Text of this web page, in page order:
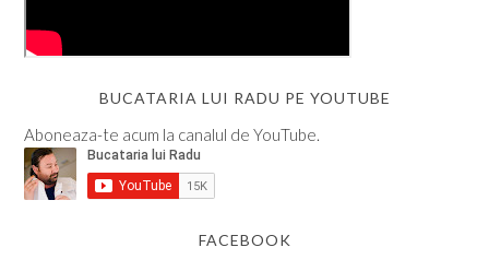
BUCATARIA LUI RADU PE YOUTUBE
Aboneaza-te acum la canalul de YouTube.
FACEBOOK